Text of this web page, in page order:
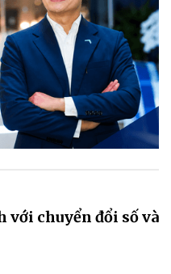
với chuyển đổi số và